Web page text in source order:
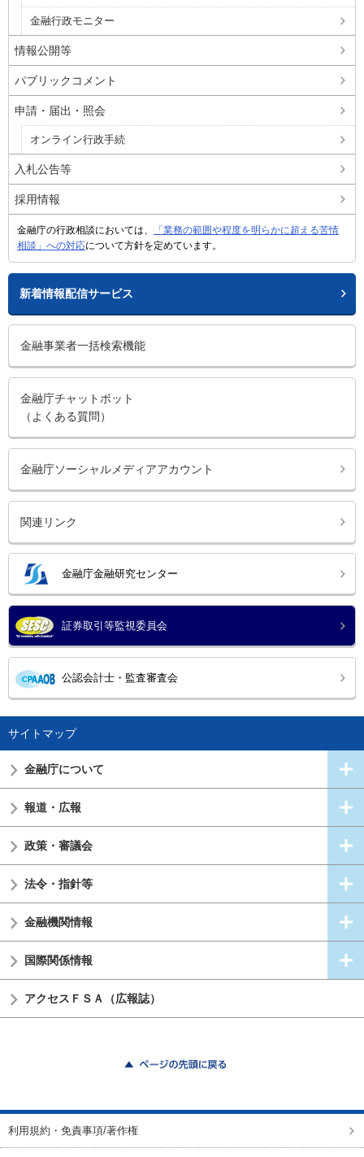
金融行政モニター
情報公開等
パブリックコメント
申請・届出・照会
オンライン行政手続
入札公告等
採用情報
金融庁の行政相談においては、
「業務の範囲や程度を明らかに超える苦情
相談」への対応について方針を定めています。
新着情報配信サービス
金融事業者一括検索機能
金融庁チャットボット
（よくある質問）
金融庁ソーシャルメディアアカウント
関連リンク
金融庁金融研究センター
証券取引等監視委員会
公認会計士・監査審査会
サイトマップ
金融庁について
報道・広報
政策・審議会
法令・指針等
金融機関情報
国際関係情報
アクセスＦＳＡ（広報誌）
利用規約・免責事項/著作権